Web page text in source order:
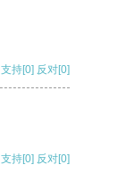
支持[0] 反对[0]
支持[0] 反对[0]